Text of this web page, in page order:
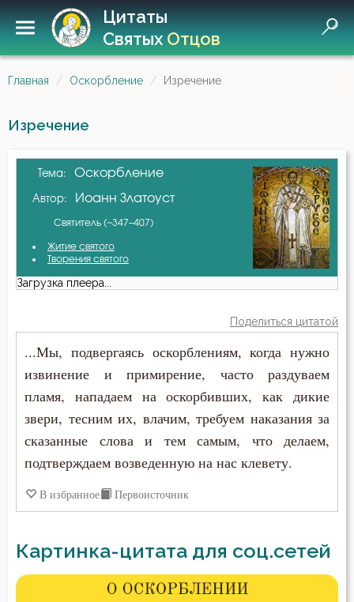
Цитаты
СвятыхОтцов
Главная Оскорбление Изречение
Изречение
Тема: Оскорбление
Автор: Иоанн Златоуст
Святитель (~347–407)
Житие святого
Творения святого
Загрузка плеера...
Поделиться цитатой
...Мы, подвергаясь оскорблениям, когда нужно
извинение и примирение, часто раздуваем
пламя, нападаем на оскорбивших, как дикие
звери, тесним их, влачим, требуем наказания за
сказанные слова и тем самым, что делаем,
подтверждаем возведенную на нас клевету.
В избранное Первоисточник
Картинка-цитата для соц.сетей